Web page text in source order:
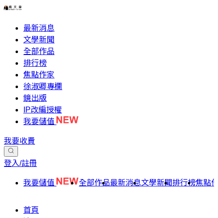
最新消息
文學新聞
全部作品
排行榜
焦點作家
徐淑卿專欄
鏡出版
IP改編授權
我要儲值
我要收費
登入/註冊
我要儲值 全部作品最新消息文學新聞排行榜焦點
首頁